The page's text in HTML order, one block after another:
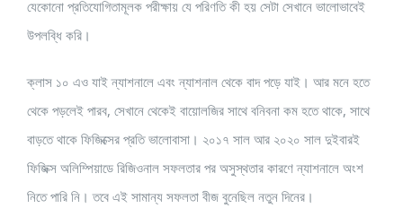
যেকোনো প্রতিযোগিতামূলক পরীক্ষায় যে পরিণতি কী হয় সেটা সেখানে ভালোভাবেই
উপলব্ধি করি।
ক্লাস ১০ এও যাই ন্যাশনালে এবং ন্যাশনাল থেকে বাদ পড়ে যাই। আর মনে হতে
থেকে পড়লেই পারব, সেখানে থেকেই বায়োলজির সাথে বনিবনা কম হতে থাকে, সাথে
বাড়তে থাকে ফিজিক্সের প্রতি ভালোবাসা। ২০১৭ সাল আর ২০২০ সাল দুইবারই
ফিজিক্স অলিম্পিয়াডে রিজিওনাল সফলতার পর অসুস্থতার কারণে ন্যাশনালে অংশ
নিতে পারি নি। তবে এই সামান্য সফলতা বীজ বুনেছিল নতুন দিনের।